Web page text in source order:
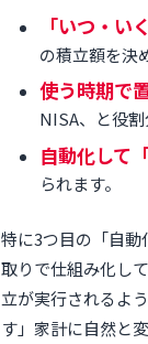
「いつ・
の積立額を決
使う時期で
NISA、と役割
自動化して
られます。
特に3つ目の「自
取りで仕組み化し
立が実行されるよ
す」家計に自然と